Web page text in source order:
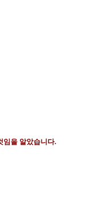
임을 알았습니다.